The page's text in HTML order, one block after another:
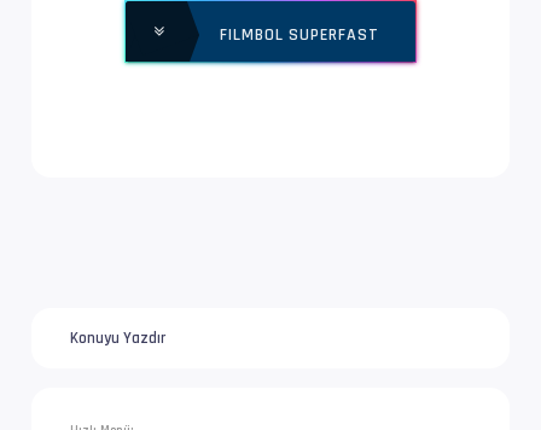
Bilgi             : 2 kanal, 48.0 kHz
FILMBOL SUPERFAST
Konuyu Yazdır